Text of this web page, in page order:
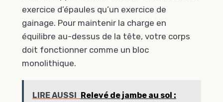
exercice d’épaules qu’un exercice de
gainage. Pour maintenir la charge en
équilibre au-dessus de la tête, votre corps
doit fonctionner comme un bloc
monolithique.
LIRE AUSSI Relevé de jambe au sol :